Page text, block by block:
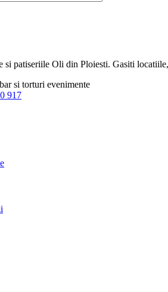
si patiseriile Oli din Ploiesti. Gasiti
si torturi evenimente
917